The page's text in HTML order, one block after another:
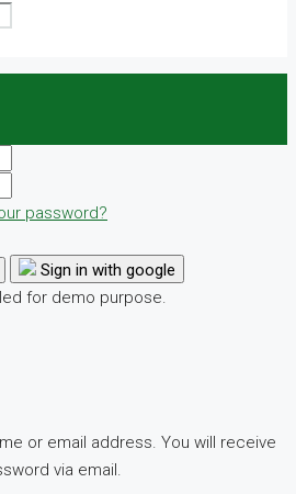
password?
Sign in with google
for demo purpose.
or email address. You will receive
via email.